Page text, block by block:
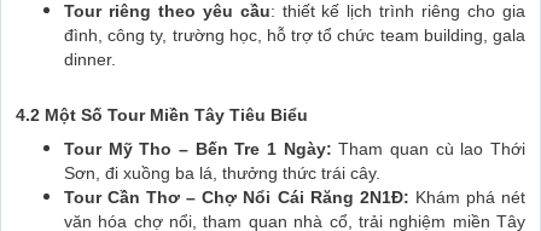
Tour riêng theo yêu cầu: thiết kế lịch trình riêng cho gia
đình, công ty, trường học, hỗ trợ tổ chức team building, gala
dinner.
4.2 Một Số Tour Miền Tây Tiêu Biểu
Tour Mỹ Tho – Bến Tre 1 Ngày: Tham quan cù lao Thới
Sơn, đi xuồng ba lá, thưởng thức trái cây.
Tour Cần Thơ – Chợ Nổi Cái Răng 2N1Đ: Khám phá nét
văn hóa chợ nổi, tham quan nhà cổ, trải nghiệm miền Tây